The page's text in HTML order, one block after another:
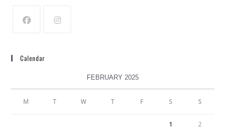
Calendar
FEBRUARY 2025
M T W T F S S
1 2